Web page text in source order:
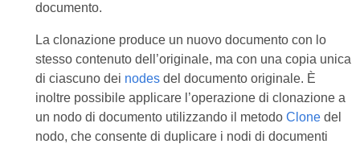
documento.
La clonazione produce un nuovo documento con lo
stesso contenuto dell’originale, ma con una copia unica
di ciascuno dei nodesdel documento originale. È
inoltre possibile applicare l’operazione di clonazione a
un nodo di documento utilizzando il metodo Clonedel
nodo, che consente di duplicare i nodi di documenti